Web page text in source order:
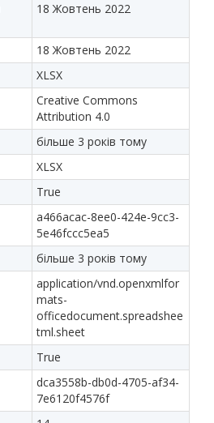
18 Жовтень 2022
18 Жовтень 2022
XLSX
Creative Commons
Attribution 4.0
більше 3 років тому
XLSX
True
a466acac-8ee0-424e-9cc3-
5e46fccc5ea5
більше 3 років тому
application/vnd.openxmlfor
mats-
officedocument.spreadshee
tml.sheet
True
dca3558b-db0d-4705-af34-
7e6120f4576f